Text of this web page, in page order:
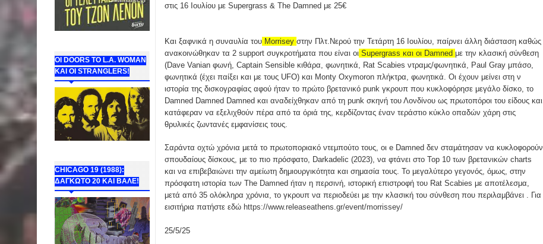
ΟΙ DOORS ΤΟ L.A. WOMAN
KAI OI STRANGLERS!
CHICAGO 19 (1988):
ΔΑΓΚΩΤΟ 20 ΚΑΙ ΒΑΛΕ!
στις 16 Ιουλίου με Supergrass & The Damned με 25€
Και ξαφνικά η συναυλία του Morrisey στην Πλτ.Νερού την Τετάρτη 16 Ιουλίου, παίρνει άλλη διάσταση καθώς
ανακοινώθηκαν τα 2 support συγκροτήματα που είναι οι Supergrass και οι Damned με την κλασική σύνθεση
(Dave Vanian φωνή, Captain Sensible κιθάρα, φωνητικά, Rat Scabies ντραμς/φωνητικά, Paul Gray μπάσο,
φωνητικά (έχει παίξει και με τους UFO) και Monty Oxymoron πλήκτρα, φωνητικά. Οι έχουν μείνει στη ν
ιστορία της δισκογραφίας αφού ήταν το πρώτο βρετανικό punk γκρουπ που κυκλοφόρησε μεγάλο δίσκο, το
Damned Damned Damned και αναδείχθηκαν από τη punk σκηνή του Λονδίνου ως πρωτοπόροι του είδους και
κατάφεραν να εξελιχθούν πέρα από τα όριά της, κερδίζοντας έναν τεράστιο κύκλο οπαδών χάρη στις
θρυλικές ζωντανές εμφανίσεις τους.
Σαράντα οχτώ χρόνια μετά το πρωτοποριακό ντεμπούτο τους, οι e Damned δεν σταμάτησαν να κυκλοφορούν
σπουδαίους δίσκους, με το πιο πρόσφατο, Darkadelic (2023), να φτάνει στο Top 10 των βρετανικών charts
και να επιβεβαιώνει την αμείωτη δημιουργικότητα και σημασία τους. Το μεγαλύτερο γεγονός, όμως, στην
πρόσφατη ιστορία των The Damned ήταν η περσινή, ιστορική επιστροφή του Rat Scabies με αποτέλεσμα,
μετά από 35 ολόκληρα χρόνια, το γκρουπ να περιοδεύει με την κλασική του σύνθεση που περιλαμβάνει . Για
εισιτήρια πατήστε εδώ https://www.releaseathens.gr/event/morrissey/
25/5/25